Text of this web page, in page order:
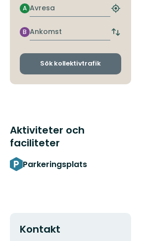
Avresa
A
Hitta
hållplats
Ankomst
B
Byt
och
Sök kollektivtrafik
Aktiviteter och
faciliteter
Parkeringsplats
Kontakt